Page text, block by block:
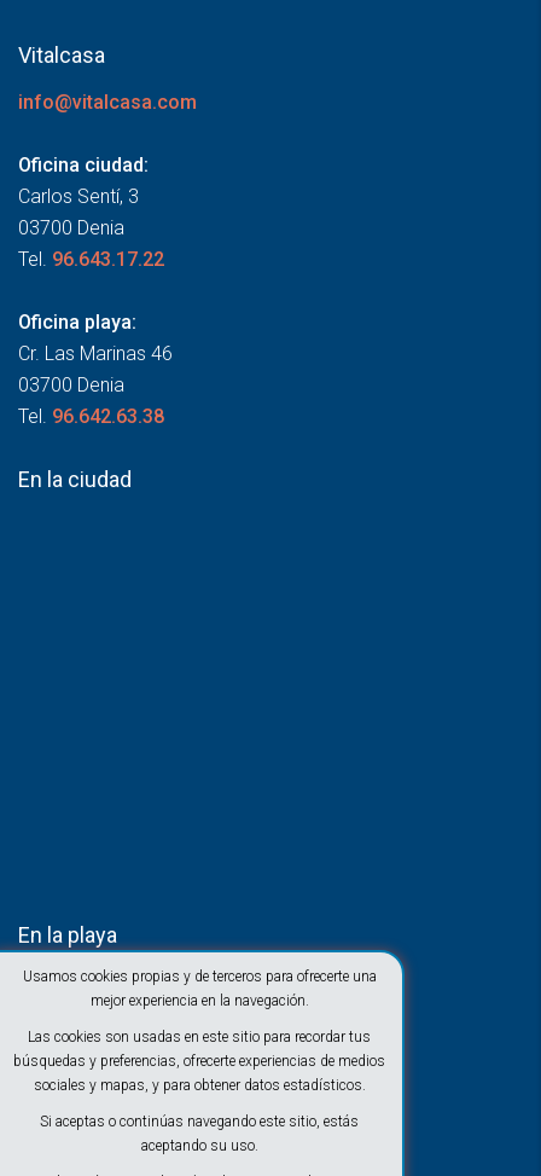
Usamos cookies propias y de terceros para ofrecerte una
mejor experiencia en la navegación.
Las cookies son usadas en este sitio para recordar tus
búsquedas y preferencias, ofrecerte experiencias de medios
sociales y mapas, y para obtener datos estadísticos.
Si aceptas o continúas navegando este sitio, estás
aceptando su uso.
Vitalcasa
info@vitalcasa.com
Oficina ciudad:
Carlos Sentí, 3
03700 Denia
Tel. 96.643.17.22
Oficina playa:
Cr. Las Marinas 46
03700 Denia
Tel. 96.642.63.38
En la ciudad
En la playa